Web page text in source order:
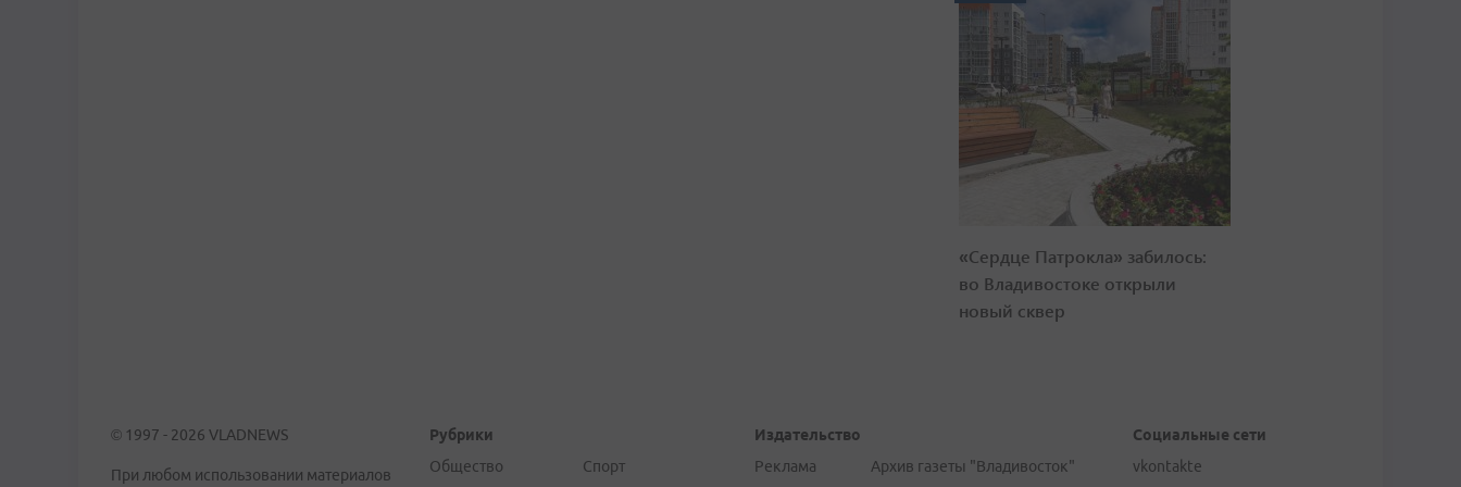
«Сердце Патрокла» забилось:
во Владивостоке открыли
новый сквер
© 1997 - 2026 VLADNEWS
При любом использовании материалов
Рубрики
Общество
Спорт
Издательство
Реклама
Архив газеты "Владивосток"
Социальные сети
vkontakte